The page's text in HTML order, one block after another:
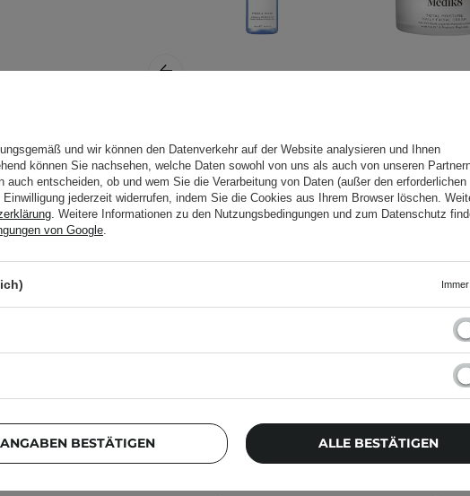
Hauttypen und
auf ein
Weitere
.
Press&Clear
Exfoliating 2% BHA
Toner - Peeling
Gesichtswasser mit
41,99 €
Moisture
Facial
50ml
49,99
und wir können den Datenverkehr auf der Website analysieren und Ihnen
können Sie nachsehen, welche Daten sowohl von uns als auch von unseren
entscheiden, ob und wem Sie die Verarbeitung von Daten (außer den erforderlichen
jederzeit widerrufen, indem Sie die Cookies aus Ihrem Browser löschen.
. Weitere Informationen zu den Nutzungsbedingungen und zum Datenschutz
von Google
BESTÄTIGEN ALLE BESTÄTIGEN